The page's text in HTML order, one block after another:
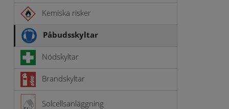
Kemiska risker
Påbudsskyltar
Nödskyltar
Brandskyltar
Solcellsanläggning